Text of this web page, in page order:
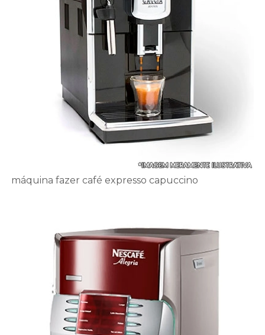
máquina fazer café expresso capuccino